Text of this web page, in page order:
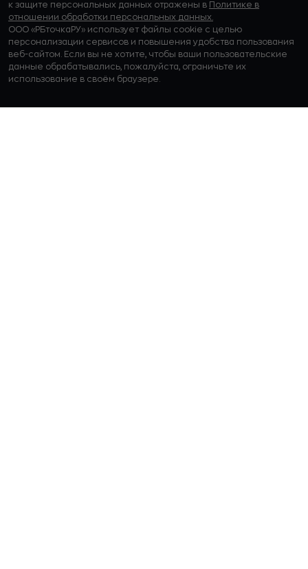
к защите персональных данных отражены в
Политике в
отношении обработки персональных данных.
ООО «РБточкаРУ» использует файлы cookie с целью
персонализации сервисов и повышения удобства пользования
веб-сайтом. Если вы не хотите, чтобы ваши пользовательские
данные обрабатывались, пожалуйста, ограничьте их
использование в своём браузере.